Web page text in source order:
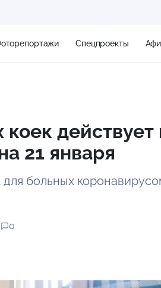
Спецпроекты
6 м/с
действует
21 января
больных
0